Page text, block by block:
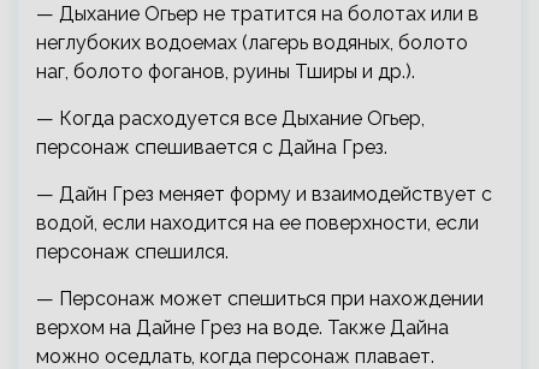
— Дыхание Огьер не тратится на болотах или в
неглубоких водоемах (лагерь водяных, болото
наг, болото фоганов, руины Тширы и др.).
— Когда расходуется все Дыхание Огьер,
персонаж спешивается с Дайна Грез.
— Дайн Грез меняет форму и взаимодействует с
водой, если находится на ее поверхности, если
персонаж спешился.
— Персонаж может спешиться при нахождении
верхом на Дайне Грез на воде. Также Дайна
можно оседлать, когда персонаж плавает.